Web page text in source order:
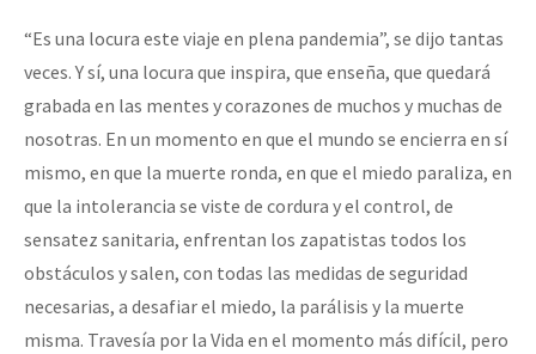
“Es una locura este viaje en plena pandemia”, se dijo tantas
veces. Y sí, una locura que inspira, que enseña, que quedará
grabada en las mentes y corazones de muchos y muchas de
nosotras. En un momento en que el mundo se encierra en sí
mismo, en que la muerte ronda, en que el miedo paraliza, en
que la intolerancia se viste de cordura y el control, de
sensatez sanitaria, enfrentan los zapatistas todos los
obstáculos y salen, con todas las medidas de seguridad
necesarias, a desafiar el miedo, la parálisis y la muerte
misma. Travesía por la Vida en el momento más difícil, pero